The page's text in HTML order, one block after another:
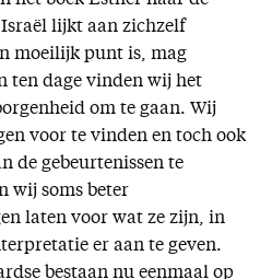
lijkt aan zichzelf
moeilijk punt is, mag
ten dage vinden wij het
om te gaan. Wij
voor te vinden en toch ook
de gebeurtenissen te
wij soms beter
laten voor wat ze zijn, in
er aan te geven.
bestaan nu eenmaal op